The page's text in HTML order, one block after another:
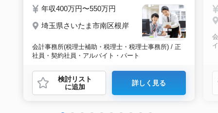
年収400万円〜550万円
埼玉県さいたま市南区根岸
会計事務所(税理士補助・税理士・税理士事務所) / 正
社員・契約社員・アルバイト・パート
検討リスト
に追加
詳しく見る